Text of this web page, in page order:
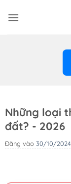
qua
Những loại
đất? - 2026
Đăng vào 30/10/2024